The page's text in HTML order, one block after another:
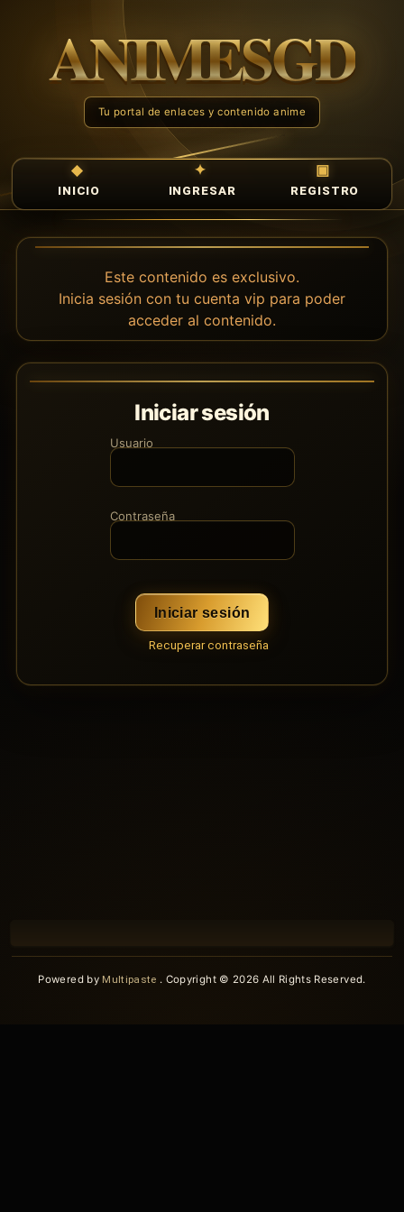
INICIO INGRESAR REGISTRO
Este contenido es exclusivo.
Inicia sesión con tu cuenta vip para poder
acceder al contenido.
Iniciar sesión
Usuario
Contraseña
Iniciar sesión
Recuperar contraseña
Powered by Multipaste . Copyright © 2026 All Rights Reserved.